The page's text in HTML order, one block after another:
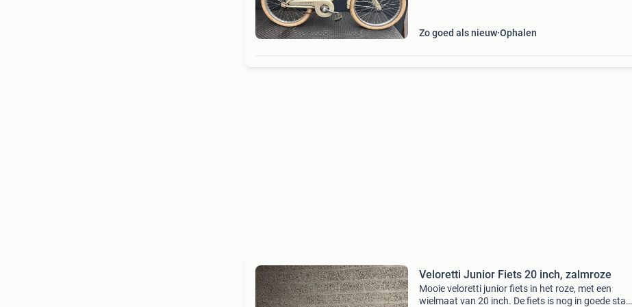
Zo goed als nieuw Ophalen
Veloretti Junior Fiets 20 inch, zalmroze
Mooie veloretti junior fiets in het roze, met een
wielmaat van 20 inch. De fiets is nog in goede staat